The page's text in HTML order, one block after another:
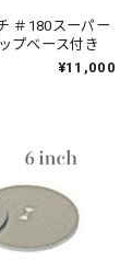
＃180スーパー
プベース付き
¥11,000